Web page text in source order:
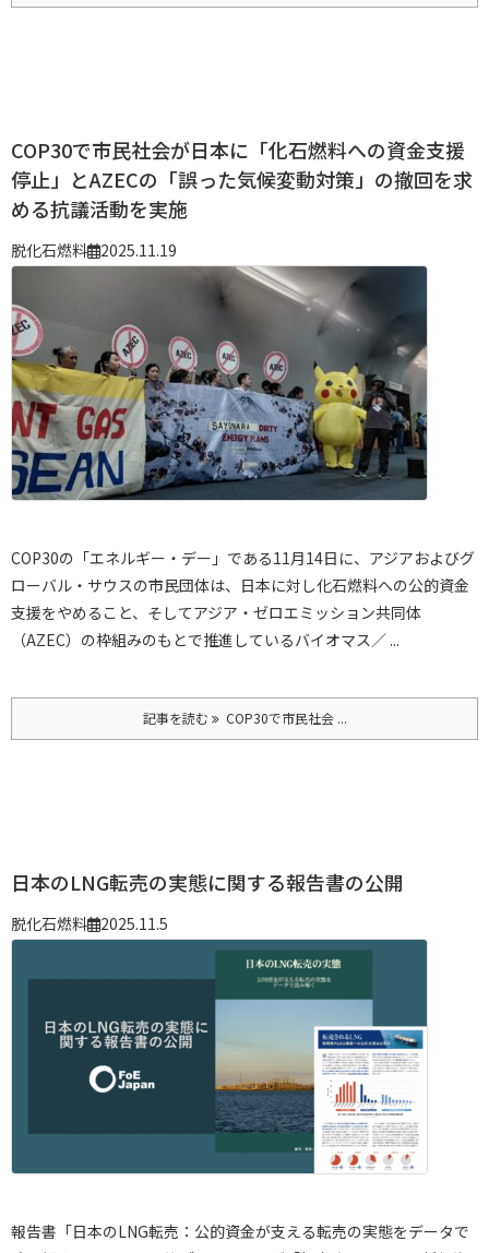
COP30で市民社会が日本に「化石燃料への資金支援
停止」とAZECの「誤った気候変動対策」の撤回を求
める抗議活動を実施
脱化石燃料 2025.11.19
COP30の「エネルギー・デー」である11月14日に、アジアおよびグ
ローバル・サウスの市民団体は、日本に対し化石燃料への公的資金
支援をやめること、そしてアジア・ゼロエミッション共同体
（AZEC）の枠組みのもとで推進しているバイオマス／ ...
記事を読む COP30で市民社会 ...
日本のLNG転売の実態に関する報告書の公開
脱化石燃料 2025.11.5
報告書「日本のLNG転売：公的資金が支える転売の実態をデータで